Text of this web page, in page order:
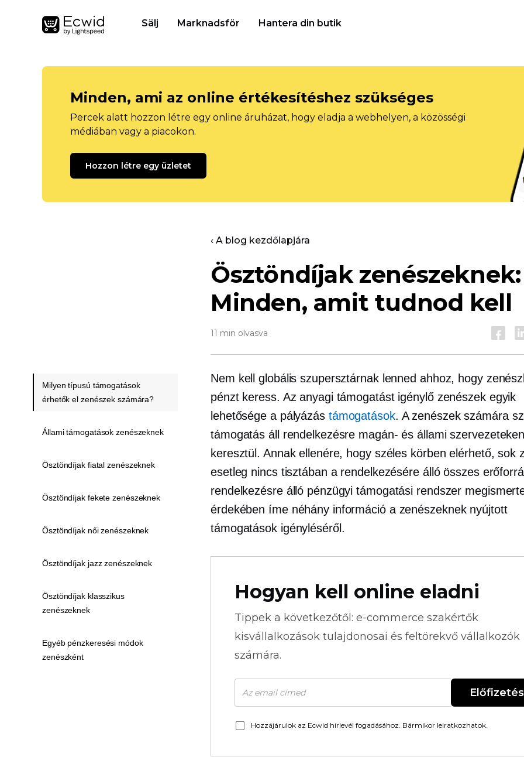
Sälj Marknadsför Hantera din butik
Minden, ami az online értékesítéshez szükséges
Percek alatt hozzon létre egy online áruházat, hogy eladja a webhelyen, a közösségi
médiában vagy a piacokon.
Hozzon létre egy üzletet
‹ A blog kezdőlapjára
Ösztöndíjak zenészeknek:
Minden, amit tudnod kell
11 min olvasva
Nem kell globális szupersztárnak lenned ahhoz, hogy
pénzt keress. Az anyagi támogatást igénylő zenészek egyik
lehetősége a pályázás támogatások. A zenészek számára
támogatás áll rendelkezésre magán- és állami szervezeteken
keresztül. Annak ellenére, hogy széles körben elérhető, sok
esetleg nincs tisztában a rendelkezésére álló összes
rendelkezésre álló pénzügyi támogatási rendszer
érdekében íme néhány információ a zenészeknek nyújtott
támogatások igényléséről.
Hogyan kell online eladni
Tippek a következőtől: e-commerce szakértők
kisvállalkozások tulajdonosai és feltörekvő vállalkozók
számára.
Előfizetés
Hozzájárulok az Ecwid hírlevél fogadásához. Bármikor leiratkozhatok.
Milyen típusú támogatások
érhetők el zenészek számára?
Állami támogatások zenészeknek
Ösztöndíjak fiatal zenészeknek
Ösztöndíjak fekete zenészeknek
Ösztöndíjak női zenészeknek
Ösztöndíjak jazz zenészeknek
Ösztöndíjak klasszikus
zenészeknek
Egyéb pénzkeresési módok
zenészként